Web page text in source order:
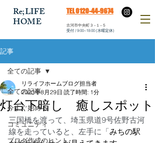
​Re;LIFE
HOME
​TEL 0120-44-9674
​古河市中央町３−１−５
​受付 / 9:00~18:00 (水曜定休)
記事
全ての記事
今すぐ始める
コミュニティ
ブログ作成のヒント
全ての記事
灯台下暗し 癒しスポット
リライフホームブログ担当者
2023年8月29日 読了時間: 1分
三国橋を渡って、埼玉県道9号佐野古河
線を走っていると、左手に「みちの駅